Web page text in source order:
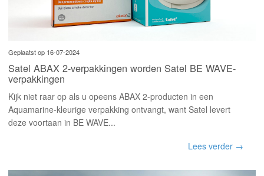
Geplaatst op 16-07-2024
Satel ABAX 2-verpakkingen worden Satel BE WAVE-
verpakkingen
Kijk niet raar op als u opeens ABAX 2-producten in een
Aquamarine-kleurige verpakking ontvangt, want Satel levert
deze voortaan in BE WAVE...
Lees verder →